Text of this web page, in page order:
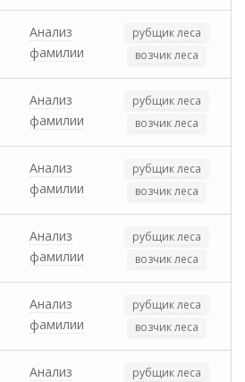
Анализ
фамилии
рубщик леса
возчик леса
Анализ
фамилии
рубщик леса
возчик леса
Анализ
фамилии
рубщик леса
возчик леса
Анализ
фамилии
рубщик леса
возчик леса
Анализ
фамилии
рубщик леса
возчик леса
Анализ
рубщик леса